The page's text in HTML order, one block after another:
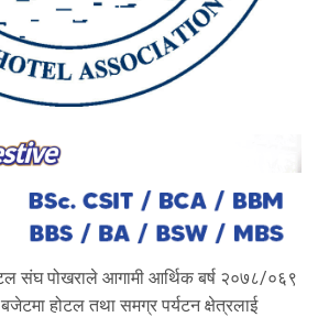
संघ पोखराले आगामी आर्थिक बर्ष २०७८/०६९
होटल तथा समग्र पर्यटन क्षेत्रलाई